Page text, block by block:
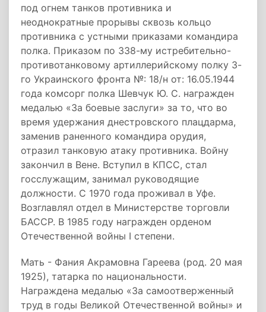
под огнем танков противника и
неоднократные прорывы сквозь кольцо
противника с устными приказами командира
полка. Приказом по 338-му истребительно-
противотанковому артиллерийскому полку 3-
го Украинского фронта №: 18/н от: 16.05.1944
года комсорг полка Шевчук Ю. С. награжден
медалью «За боевые заслуги» за то, что во
время удержания днестровского плацдарма,
заменив раненного командира орудия,
отразил танковую атаку противника. Войну
закончил в Вене. Вступил в КПСС, стал
госслужащим, занимал руководящие
должности. С 1970 года проживал в Уфе.
Возглавлял отдел в Министерстве торговли
БАССР. В 1985 году награжден орденом
Отечественной войны I степени.
Мать - Фания Акрамовна Гареева (род. 20 мая
1925), татарка по национальности.
Награждена медалью «За самоотверженный
труд в годы Великой Отечественной войны» и